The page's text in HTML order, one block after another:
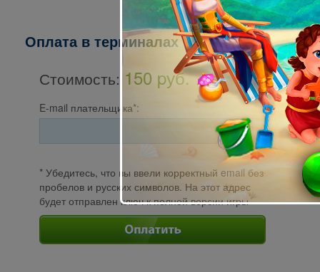
Оплата в терминалах "ПСКБ":
Стоимость: 150 pуб.
E-mail плательщика*:
* Убедитесь, что вы ввели корректный email без
пробелов и русских символов. На этот адрес
будет отправлен ключ к полной версии игры